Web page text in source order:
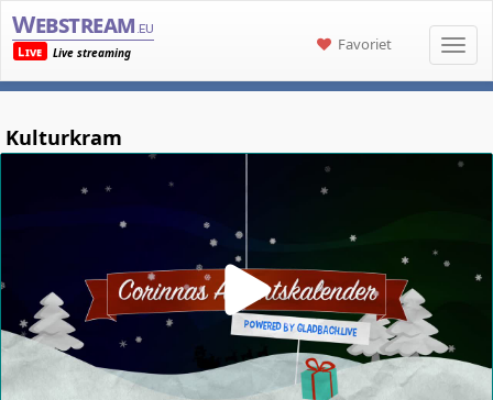
Webstream .eu
Live
Live streaming Favoriet
Kulturkram